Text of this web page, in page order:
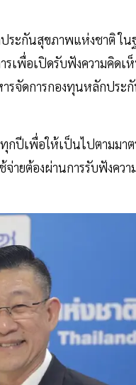
ระกันสุขภาพแห่งชาติ ใ
พื่อเปิดรับฟังความคิดเห็
รจัดการกองทุนหลักปร
ปีเพื่อให้เป็นไปตามมา
ยต้องผ่านการรับฟังคว